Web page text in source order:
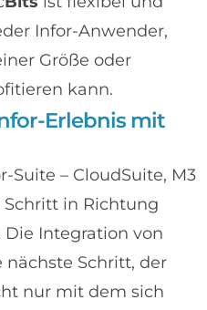
Infor-Anwender,
Größe oder
kann.
Erlebnis mit
Suite – CloudSuite, M3
Schritt in Richtung
Die Integration von
nächste Schritt, der
nur mit dem sich